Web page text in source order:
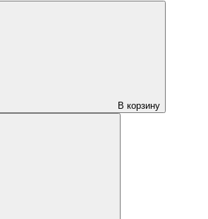
В корзину